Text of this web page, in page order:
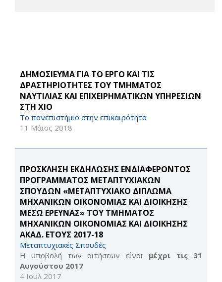
ΔΗΜΟΣΙΕΥΜΑ ΓΙΑ ΤΟ ΕΡΓΟ ΚΑΙ ΤΙΣ
ΔΡΑΣΤΗΡΙΟΤΗΤΕΣ ΤΟΥ ΤΜΗΜΑΤΟΣ
ΝΑΥΤΙΛΙΑΣ ΚΑΙ ΕΠΙΧΕΙΡΗΜΑΤΙΚΩΝ ΥΠΗΡΕΣΙΩΝ
ΣΤΗ ΧΙΟ
Το πανεπιστήμιο στην επικαιρότητα
11 Μάιος 2018
ΠΡΟΣΚΛΗΣΗ ΕΚΔΗΛΩΣΗΣ ΕΝΔΙΑΦΕΡΟΝΤΟΣ
ΠΡΟΓΡΑΜΜΑΤΟΣ ΜΕΤΑΠΤΥΧΙΑΚΩΝ
ΣΠΟΥΔΩΝ «ΜΕΤΑΠΤΥΧΙΑΚΟ ΔΙΠΛΩΜΑ
ΜΗΧΑΝΙΚΩΝ ΟΙΚΟΝΟΜΙΑΣ ΚΑΙ ΔΙΟΙΚΗΣΗΣ
ΜΕΣΩ ΕΡΕΥΝΑΣ» ΤΟΥ ΤΜΗΜΑΤΟΣ
ΜΗΧΑΝΙΚΩΝ ΟΙΚΟΝΟΜΙΑΣ ΚΑΙ ΔΙΟΙΚΗΣΗΣ
ΑΚΑΔ. ΕΤΟΥΣ 2017-18
Μεταπτυχιακές Σπουδές
Η υποβολή των αιτήσεων είναι μέχρι τις 31
Αυγούστου 2017
4 Ιουλ 2017